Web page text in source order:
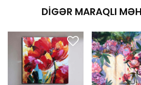
DIGƏR MARAQLI